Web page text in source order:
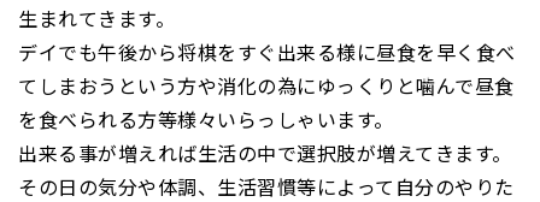
生まれてきます。
デイでも午後から将棋をすぐ出来る様に昼食を早く食べ
てしまおうという方や消化の為にゆっくりと噛んで昼食
を食べられる方等様々いらっしゃいます。
出来る事が増えれば生活の中で選択肢が増えてきます。
その日の気分や体調、生活習慣等によって自分のやりた